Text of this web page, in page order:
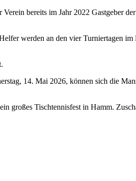
bereits im Jahr 2022 Gastgeber
werden an den vier Turniertagen im
14. Mai 2026, können sich die
großes Tischtennisfest in Hamm.